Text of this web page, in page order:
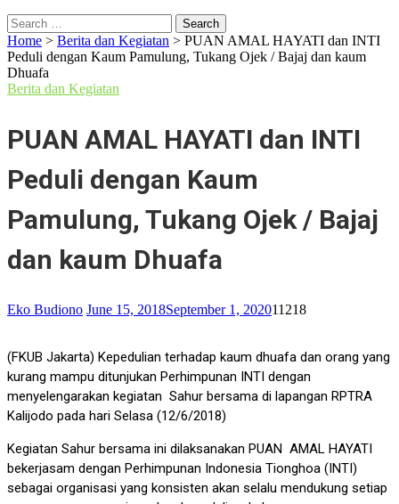
Search
for:
Home > Berita dan Kegiatan > PUAN AMAL HAYATI dan INTI
Peduli dengan Kaum Pamulung, Tukang Ojek / Bajaj dan kaum
Dhuafa
Berita dan Kegiatan
PUAN AMAL HAYATI dan INTI
Peduli dengan Kaum
Pamulung, Tukang Ojek / Bajaj
dan kaum Dhuafa
Eko Budiono June 15, 2018September 1, 202011218
(FKUB Jakarta) Kepedulian terhadap kaum dhuafa dan orang yang
kurang mampu ditunjukan Perhimpunan INTI dengan
menyelengarakan kegiatan Sahur bersama di lapangan RPTRA
Kalijodo pada hari Selasa (12/6/2018)
Kegiatan Sahur bersama ini dilaksanakan PUAN AMAL HAYATI
bekerjasam dengan Perhimpunan Indonesia Tionghoa (INTI)
sebagai organisasi yang konsisten akan selalu mendukung setiap